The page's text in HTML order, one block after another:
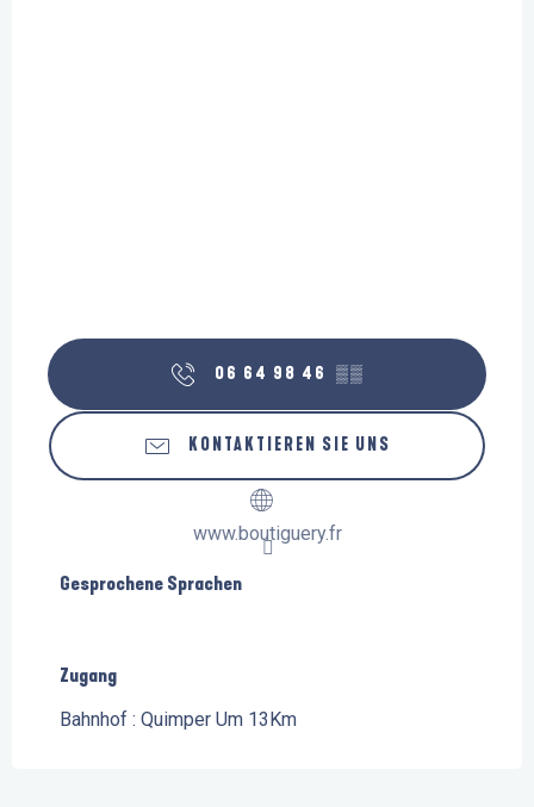
06 64 98 46 ▒▒
KONTAKTIEREN SIE UNS
www.boutiguery.fr
Gesprochene Sprachen
Gesprochene Sprachen
Zugang
Zugang
Bahnhof : Quimper Um 13Km